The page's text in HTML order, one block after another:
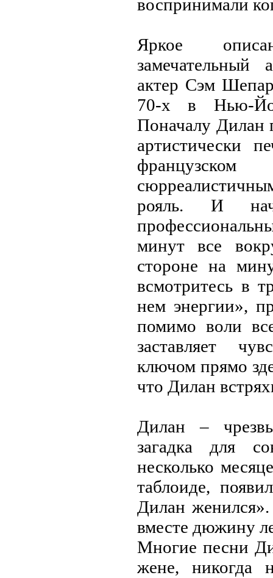
воспринимали
Яркое
замечательный
актер Сэм
70-х в Нью-
Поначалу Дилан
артистически
рояль. И
минут все
стороне на
всмотритесь в
нем энергии»,
помимо воли
заставляет
ключом прямо
что Дилан
Дилан –
загадка для
несколько
таблоиде,
Дилан
вместе дюжину
Многие песни
жене, никогда